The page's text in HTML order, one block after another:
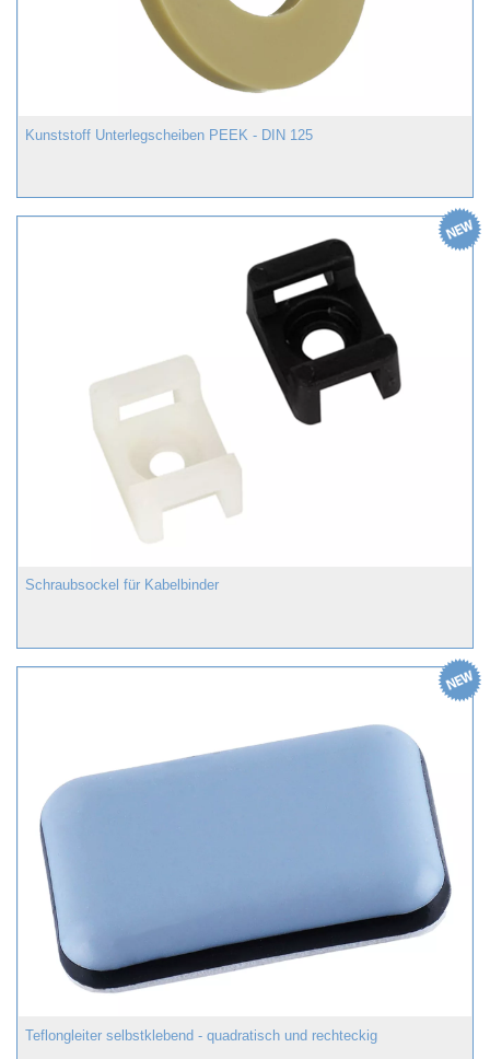
Kunststoff Unterlegscheiben PEEK - DIN 125
Schraubsockel für Kabelbinder
Teflongleiter selbstklebend - quadratisch und rechteckig